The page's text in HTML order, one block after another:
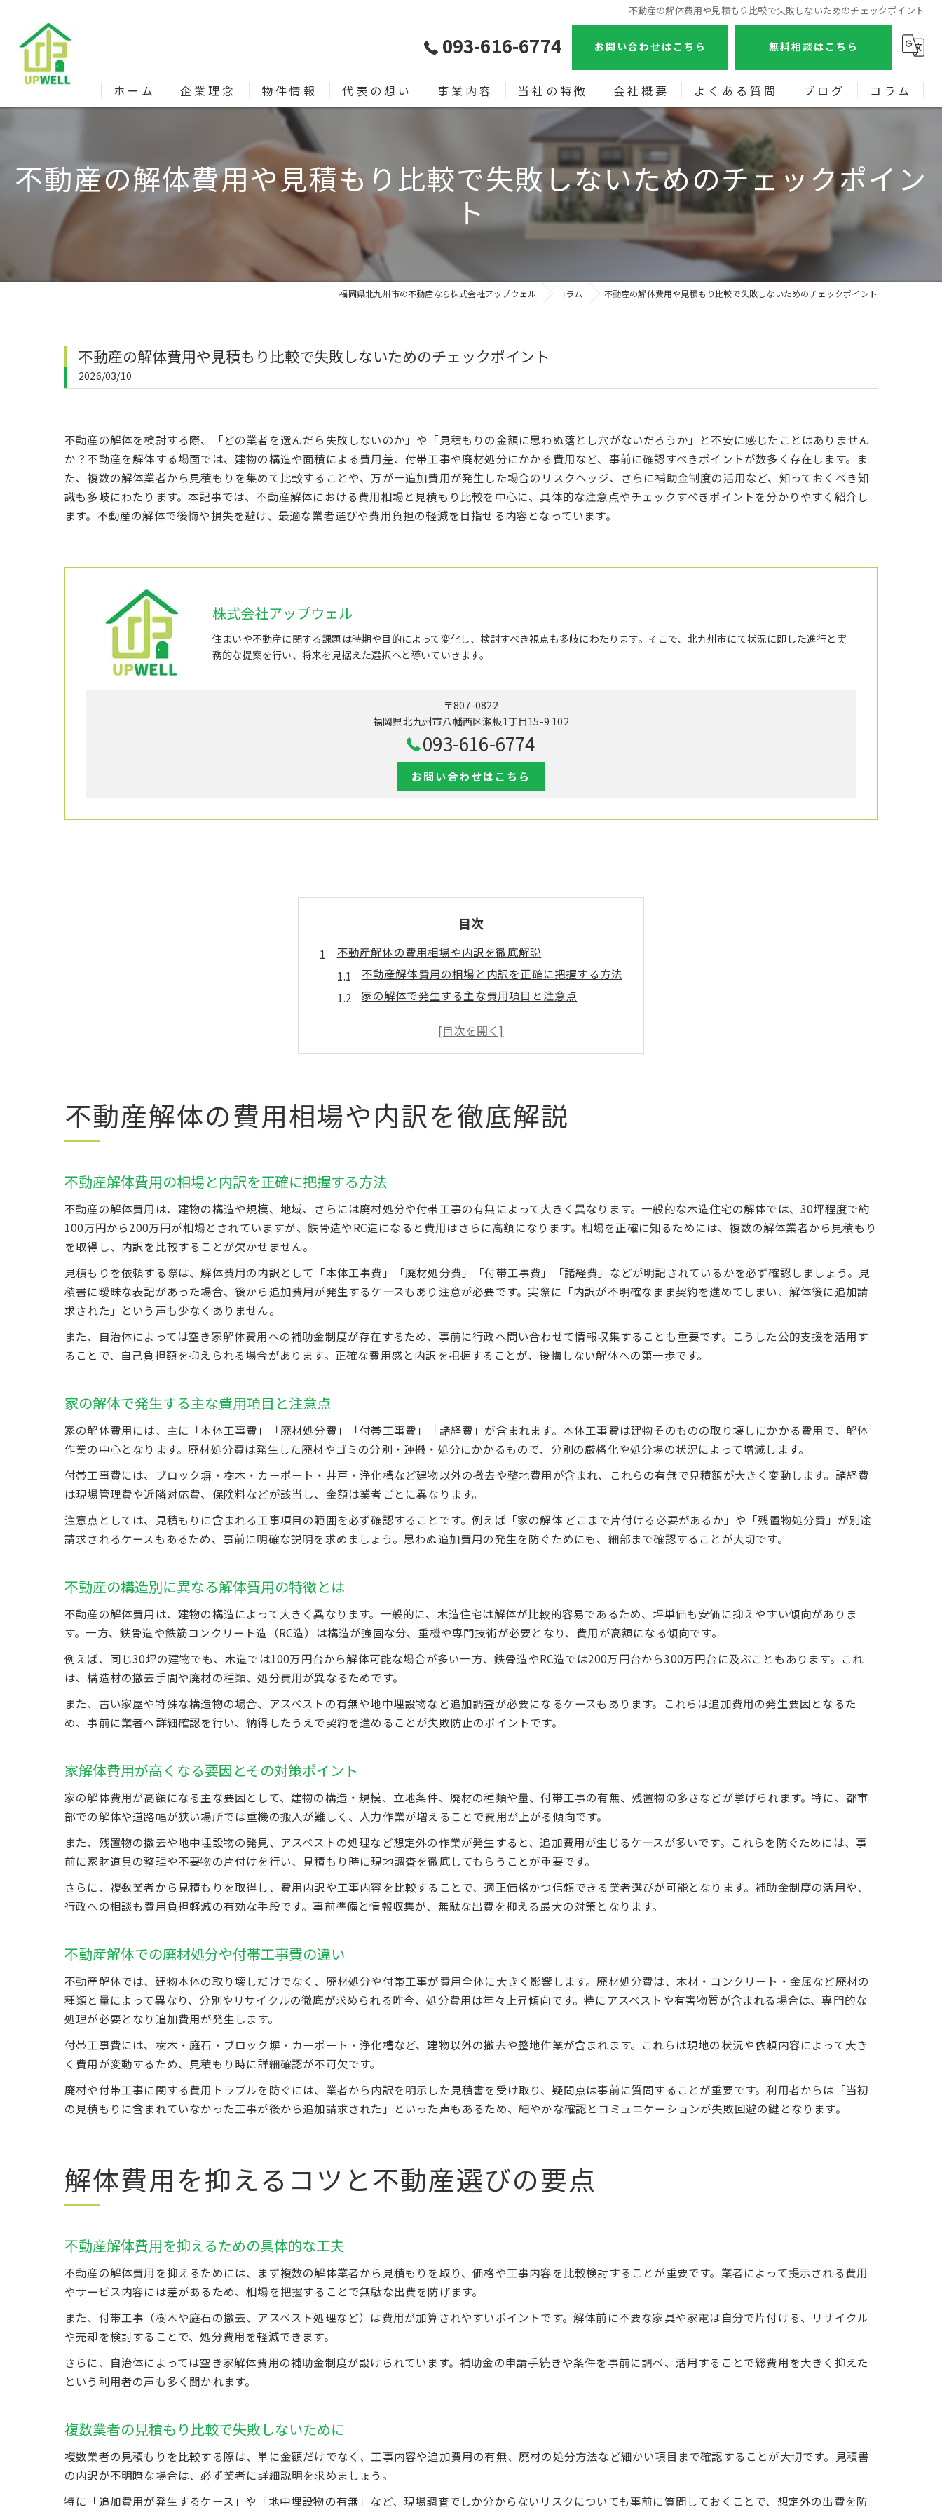
不動産の解体費用や見積もり比較で失敗しないためのチェックポイント
093-616-6774 お問い合わせはこちら 無料相談はこちら
ホーム 企業理念 物件情報 代表の想い 事業内容 当社の特徴
売買
土地
新築
会社概要
漫画特集
よくある質問 ブログ コラム
不動産の解体費用や見積もり比較で失敗しないためのチェックポイン
ト
福岡県北九州市の不動産なら株式会社アップウェル コラム 不動産の解体費用や見積もり比較で失敗しないためのチェックポイント
不動産の解体費用や見積もり比較で失敗しないためのチェックポイント
2026/03/10
不動産の解体を検討する際、「どの業者を選んだら失敗しないのか」や「見積もりの金額に思わぬ落とし穴がないだろうか」と不安に感じたことはありません
か？不動産を解体する場面では、建物の構造や面積による費用差、付帯工事や廃材処分にかかる費用など、事前に確認すべきポイントが数多く存在します。ま
た、複数の解体業者から見積もりを集めて比較することや、万が一追加費用が発生した場合のリスクヘッジ、さらに補助金制度の活用など、知っておくべき知
識も多岐にわたります。本記事では、不動産解体における費用相場と見積もり比較を中心に、具体的な注意点やチェックすべきポイントを分かりやすく紹介し
ます。不動産の解体で後悔や損失を避け、最適な業者選びや費用負担の軽減を目指せる内容となっています。
株式会社アップウェル
住まいや不動産に関する課題は時期や目的によって変化し、検討すべき視点も多岐にわたります。そこで、北九州市にて状況に即した進行と実
務的な提案を行い、将来を見据えた選択へと導いていきます。
〒807-0822
福岡県北九州市八幡西区瀬板1丁目15-9 102
093-616-6774
お問い合わせはこちら
目次
不動産解体の費用相場や内訳を徹底解説
不動産解体費用の相場と内訳を正確に把握する方法
家の解体で発生する主な費用項目と注意点
家解体費用が高くなる要因とその対策ポイント
不動産解体費用を抑えるための具体的な工夫
複数業者の見積もり比較で失敗しないために
解体業者ランキングの活用と選定時の注意事項
安心して進めるための不動産解体の手順
不動産解体の基本的な流れと重要なステップ
解体工事中にトラブルを防ぐポイントとは
不動産解体後の土地活用に向けた準備方法
追加費用を防ぐ見積もり比較の注意点
不動産解体で追加費用が発生しやすいケース
地中埋設物の確認が解体費用に及ぼす影響
複数見積もりで分かる不動産解体費用の違い
空き家解体で利用できる補助金の活用法
不動産解体費用を補助金で抑えるための手順
空き家解体補助金を申請する際の注意ポイント
家の取り壊しに使える行政の支援制度とは
不動産解体費用の負担者は誰になるのか明確に解説
家の解体費用を親族間で分担する際のポイント
不動産売却時に解体費用を負担するケース
不動産解体の費用相場や内訳を徹底解説
不動産解体費用の相場と内訳を正確に把握する方法
不動産の解体費用は、建物の構造や規模、地域、さらには廃材処分や付帯工事の有無によって大きく異なります。一般的な木造住宅の解体では、30坪程度で約
100万円から200万円が相場とされていますが、鉄骨造やRC造になると費用はさらに高額になります。相場を正確に知るためには、複数の解体業者から見積もり
を取得し、内訳を比較することが欠かせません。
見積もりを依頼する際は、解体費用の内訳として「本体工事費」「廃材処分費」「付帯工事費」「諸経費」などが明記されているかを必ず確認しましょう。見
積書に曖昧な表記があった場合、後から追加費用が発生するケースもあり注意が必要です。実際に「内訳が不明確なまま契約を進めてしまい、解体後に追加請
求された」という声も少なくありません。
また、自治体によっては空き家解体費用への補助金制度が存在するため、事前に行政へ問い合わせて情報収集することも重要です。こうした公的支援を活用す
ることで、自己負担額を抑えられる場合があります。正確な費用感と内訳を把握することが、後悔しない解体への第一歩です。
家の解体で発生する主な費用項目と注意点
家の解体費用には、主に「本体工事費」「廃材処分費」「付帯工事費」「諸経費」が含まれます。本体工事費は建物そのものの取り壊しにかかる費用で、解体
作業の中心となります。廃材処分費は発生した廃材やゴミの分別・運搬・処分にかかるもので、分別の厳格化や処分場の状況によって増減します。
付帯工事費には、ブロック塀・樹木・カーポート・井戸・浄化槽など建物以外の撤去や整地費用が含まれ、これらの有無で見積額が大きく変動します。諸経費
は現場管理費や近隣対応費、保険料などが該当し、金額は業者ごとに異なります。
注意点としては、見積もりに含まれる工事項目の範囲を必ず確認することです。例えば「家の解体 どこまで片付ける必要があるか」や「残置物処分費」が別途
請求されるケースもあるため、事前に明確な説明を求めましょう。思わぬ追加費用の発生を防ぐためにも、細部まで確認することが大切です。
不動産の構造別に異なる解体費用の特徴とは
不動産の解体費用は、建物の構造によって大きく異なります。一般的に、木造住宅は解体が比較的容易であるため、坪単価も安価に抑えやすい傾向がありま
す。一方、鉄骨造や鉄筋コンクリート造（RC造）は構造が強固な分、重機や専門技術が必要となり、費用が高額になる傾向です。
例えば、同じ30坪の建物でも、木造では100万円台から解体可能な場合が多い一方、鉄骨造やRC造では200万円台から300万円台に及ぶこともあります。これ
は、構造材の撤去手間や廃材の種類、処分費用が異なるためです。
また、古い家屋や特殊な構造物の場合、アスベストの有無や地中埋設物など追加調査が必要になるケースもあります。これらは追加費用の発生要因となるた
め、事前に業者へ詳細確認を行い、納得したうえで契約を進めることが失敗防止のポイントです。
家解体費用が高くなる要因とその対策ポイント
家の解体費用が高額になる主な要因として、建物の構造・規模、立地条件、廃材の種類や量、付帯工事の有無、残置物の多さなどが挙げられます。特に、都市
部での解体や道路幅が狭い場所では重機の搬入が難しく、人力作業が増えることで費用が上がる傾向です。
また、残置物の撤去や地中埋設物の発見、アスベストの処理など想定外の作業が発生すると、追加費用が生じるケースが多いです。これらを防ぐためには、事
前に家財道具の整理や不要物の片付けを行い、見積もり時に現地調査を徹底してもらうことが重要です。
さらに、複数業者から見積もりを取得し、費用内訳や工事内容を比較することで、適正価格かつ信頼できる業者選びが可能となります。補助金制度の活用や、
行政への相談も費用負担軽減の有効な手段です。事前準備と情報収集が、無駄な出費を抑える最大の対策となります。
不動産解体での廃材処分や付帯工事費の違い
不動産解体では、建物本体の取り壊しだけでなく、廃材処分や付帯工事が費用全体に大きく影響します。廃材処分費は、木材・コンクリート・金属など廃材の
種類と量によって異なり、分別やリサイクルの徹底が求められる昨今、処分費用は年々上昇傾向です。特にアスベストや有害物質が含まれる場合は、専門的な
処理が必要となり追加費用が発生します。
付帯工事費には、樹木・庭石・ブロック塀・カーポート・浄化槽など、建物以外の撤去や整地作業が含まれます。これらは現地の状況や依頼内容によって大き
く費用が変動するため、見積もり時に詳細確認が不可欠です。
廃材や付帯工事に関する費用トラブルを防ぐには、業者から内訳を明示した見積書を受け取り、疑問点は事前に質問することが重要です。利用者からは「当初
の見積もりに含まれていなかった工事が後から追加請求された」といった声もあるため、細やかな確認とコミュニケーションが失敗回避の鍵となります。
解体費用を抑えるコツと不動産選びの要点
不動産解体費用を抑えるための具体的な工夫
不動産の解体費用を抑えるためには、まず複数の解体業者から見積もりを取り、価格や工事内容を比較検討することが重要です。業者によって提示される費用
やサービス内容には差があるため、相場を把握することで無駄な出費を防げます。
また、付帯工事（樹木や庭石の撤去、アスベスト処理など）は費用が加算されやすいポイントです。解体前に不要な家具や家電は自分で片付ける、リサイクル
や売却を検討することで、処分費用を軽減できます。
さらに、自治体によっては空き家解体費用の補助金制度が設けられています。補助金の申請手続きや条件を事前に調べ、活用することで総費用を大きく抑えた
という利用者の声も多く聞かれます。
複数業者の見積もり比較で失敗しないために
複数業者の見積もりを比較する際は、単に金額だけでなく、工事内容や追加費用の有無、廃材の処分方法など細かい項目まで確認することが大切です。見積書
の内訳が不明瞭な場合は、必ず業者に詳細説明を求めましょう。
特に「追加費用が発生するケース」や「地中埋設物の有無」など、現場調査でしか分からないリスクについても事前に質問しておくことで、想定外の出費を防